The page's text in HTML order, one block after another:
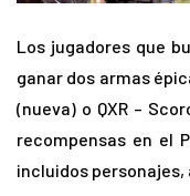
Los jugadores que
ganar dos armas
(nueva) o QXR –
recompensas en el
incluidos personajes,